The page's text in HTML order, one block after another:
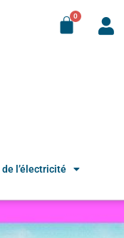
l’électricité